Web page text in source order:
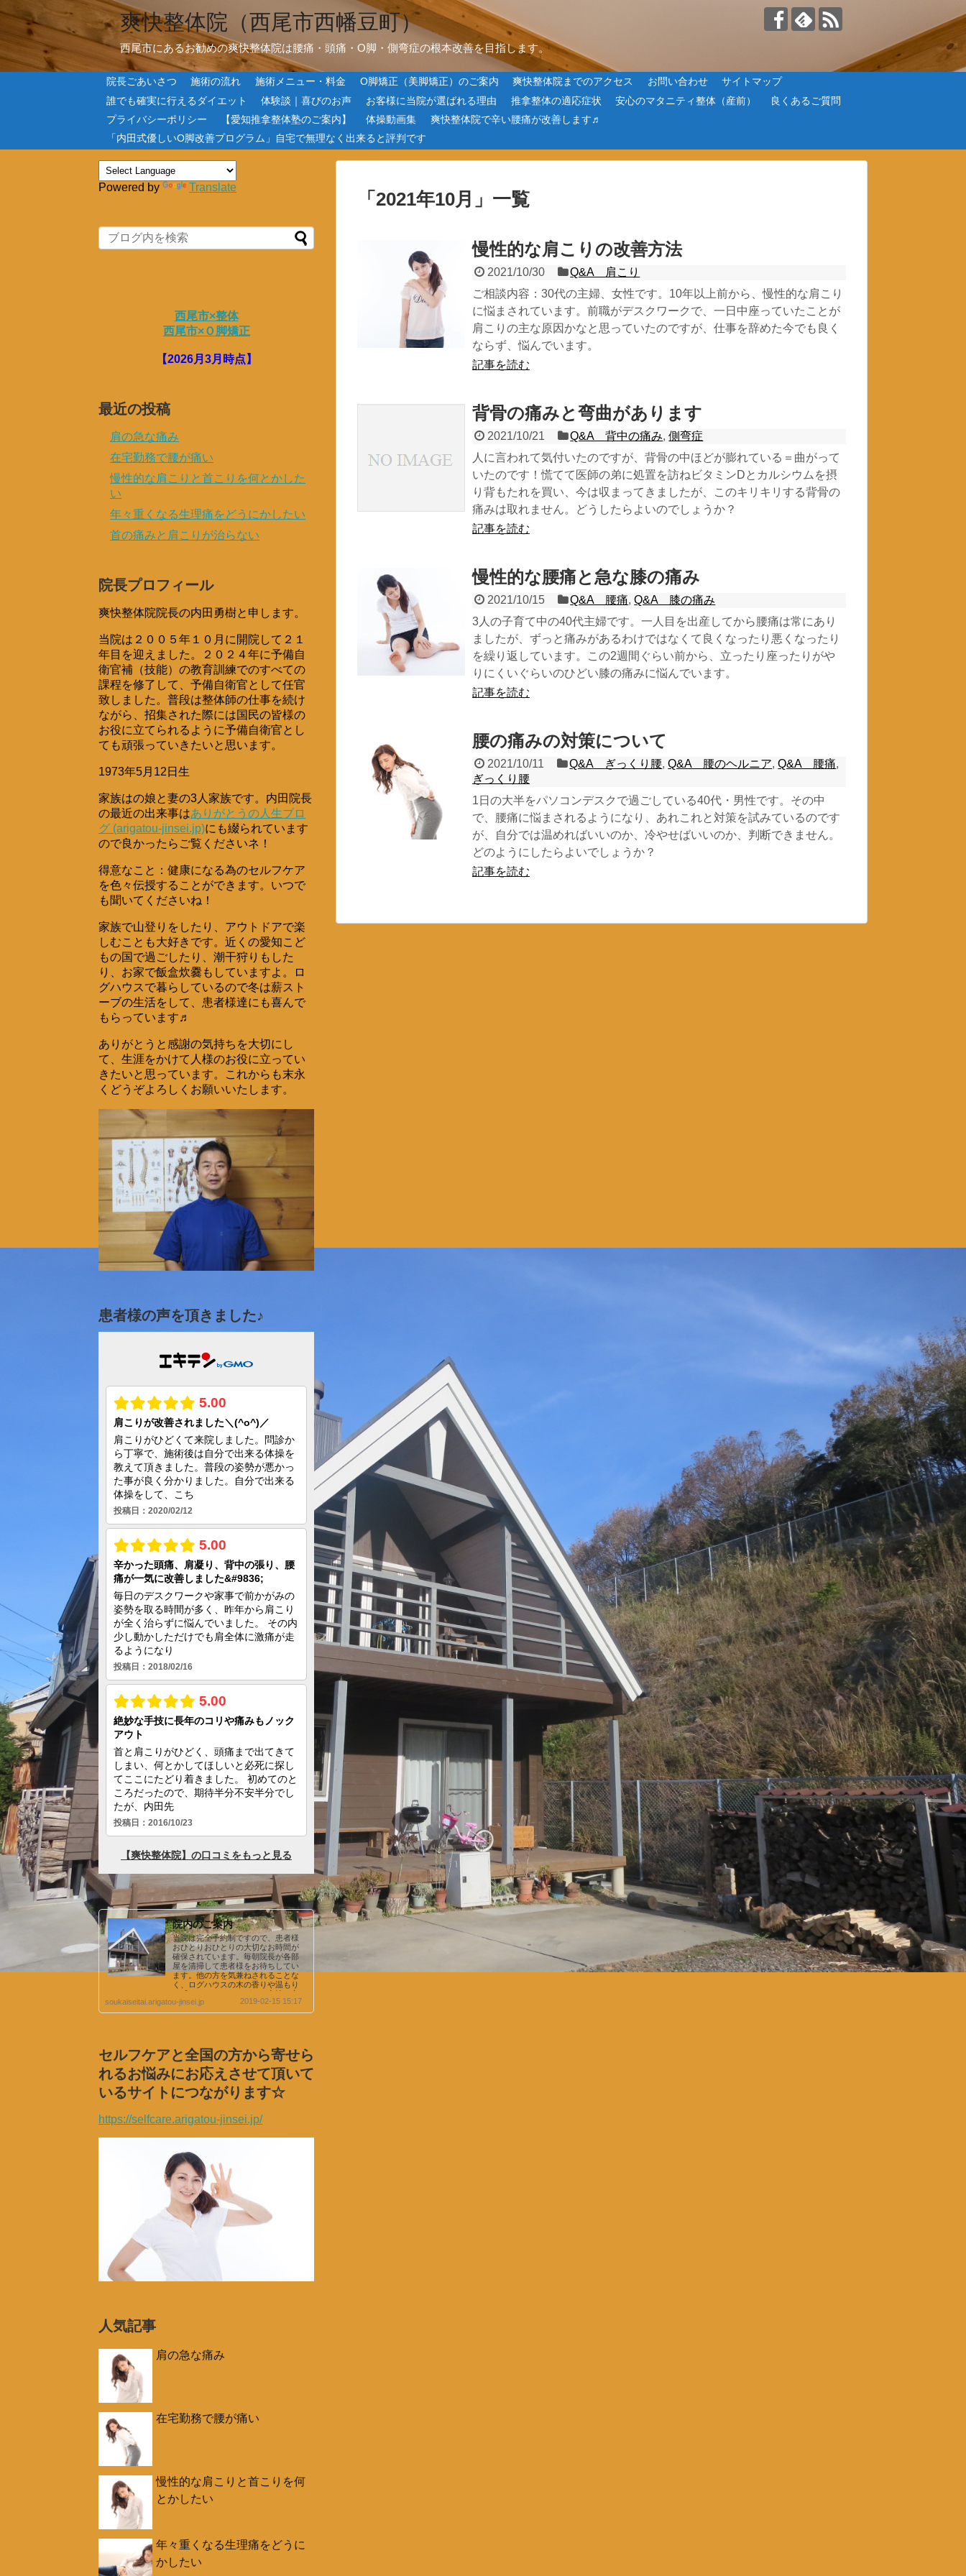
爽快整体院（西尾市西幡豆町）
西尾市にあるお勧めの爽快整体院は腰痛・頭痛・O脚・側弯症の根本改善を目指します。
院長ごあいさつ 施術の流れ 施術メニュー・料金 O脚矯正（美脚矯正）のご案内 爽快整体院までのアクセス お問い合わせ
サイトマップ
誰でも確実に行えるダイエット
体験談｜喜びのお声 お客様に当院が選ばれる理由 推拿整体の適応症状 安心のマタニティ整体（産前）
良くあるご質問
プライバシーポリシー
【愛知推拿整体塾のご案内】 体操動画集
爽快整体院で辛い腰痛が改善します♬
「内田式優しいO脚改善プログラム」自宅で無理なく出来ると評判です
「 2021年10月 」 一覧
慢性的な肩こりの改善方法
2021/10/30
Q&A 肩こり
ご相談内容：30代の主婦、女性です。10年以上前から、慢性的な肩こり
に悩まされています。前職がデスクワークで、一日中座っていたことが
肩こりの主な原因かなと思っていたのですが、仕事を辞めた今でも良く
ならず、悩んでいます。
記事を読む
背骨の痛みと弯曲があります
2021/10/21 Q&A 背中の痛み,側弯症
人に言われて気付いたのですが、背骨の中ほどが膨れている＝曲がって
いたのです！慌てて医師の弟に処置を訪ねビタミンDとカルシウムを摂
り背もたれを買い、今は収まってきましたが、このキリキリする背骨の
痛みは取れません。どうしたらよいのでしょうか？
記事を読む
慢性的な腰痛と急な膝の痛み
2021/10/15 Q&A 腰痛,Q&A 膝の痛み
3人の子育て中の40代主婦です。一人目を出産してから腰痛は常にあり
ましたが、ずっと痛みがあるわけではなくて良くなったり悪くなったり
を繰り返しています。この2週間ぐらい前から、立ったり座ったりがや
りにくいぐらいのひどい膝の痛みに悩んでいます。
記事を読む
腰の痛みの対策について
2021/10/11 Q&A ぎっくり腰,Q&A 腰のヘルニア,Q&A 腰痛,
ぎっくり腰
1日の大半をパソコンデスクで過ごしている40代・男性です。その中
で、腰痛に悩まされるようになり、あれこれと対策を試みているのです
が、自分では温めればいいのか、冷やせばいいのか、判断できません。
どのようにしたらよいでしょうか？
記事を読む
Powered by Translate
西尾市×整体
西尾市×Ｏ脚矯正
【2026月3月時点】
最近の投稿
肩の急な痛み
在宅勤務で腰が痛い
慢性的な肩こりと首こりを何とかした
い
年々重くなる生理痛をどうにかしたい
首の痛みと肩こりが治らない
院長プロフィール
爽快整体院院長の内田勇樹と申します。
当院は２００５年１０月に開院して２１
年目を迎えました。２０２４年に予備自
衛官補（技能）の教育訓練でのすべての
課程を修了して、予備自衛官として任官
致しました。普段は整体師の仕事を続け
ながら、招集された際には国民の皆様の
お役に立てられるように予備自衛官とし
ても頑張っていきたいと思います。
1973年5月12日生
家族はの娘と妻の3人家族です。内田院長
の最近の出来事はありがとうの人生ブロ
グ (arigatou-jinsei.jp)にも綴られています
ので良かったらご覧くださいネ！
得意なこと：健康になる為のセルフケア
を色々伝授することができます。いつで
も聞いてくださいね！
家族で山登りをしたり、アウトドアで楽
しむことも大好きです。近くの愛知こど
もの国で過ごしたり、潮干狩りもした
り、お家で飯盒炊爨もしていますよ。ロ
グハウスで暮らしているので冬は薪スト
ーブの生活をして、患者様達にも喜んで
もらっています♬
ありがとうと感謝の気持ちを大切にし
て、生涯をかけて人様のお役に立ってい
きたいと思っています。これからも末永
くどうぞよろしくお願いいたします。
患者様の声を頂きました♪
院内のご案内
当院は完全予約制ですので、患者様
おひとりおひとりの大切なお時間が
確保されています。毎朝院長が各部
屋を清掃して患者様をお待ちしてい
ます。他の方を気兼ねされることな
く、ログハウスの木の香りや温もり
を感じていただきながら、心地の良
い空間で施術を受けていただくこと
が出来ます♪
soukaiseitai.arigatou-jinsei.jp 2019-02-15 15:17
セルフケアと全国の方から寄せら
れるお悩みにお応えさせて頂いて
いるサイトにつながります☆
https://selfcare.arigatou-jinsei.jp/
人気記事
肩の急な痛み
在宅勤務で腰が痛い
慢性的な肩こりと首こりを何
とかしたい
年々重くなる生理痛をどうに
かしたい